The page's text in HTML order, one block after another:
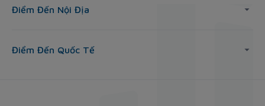
Điểm Đến Nội Địa
Điểm Đến Quốc Tế